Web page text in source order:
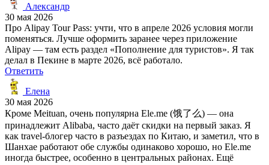
Александр
30 мая 2026
Про Alipay Tour Pass: учти, что в апреле 2026 условия могли
поменяться. Лучше оформить заранее через приложение
Alipay — там есть раздел «Пополнение для туристов». Я так
делал в Пекине в марте 2026, всё работало.
Ответить
Елена
30 мая 2026
Кроме Meituan, очень популярна Ele.me (饿了么) — она
принадлежит Alibaba, часто даёт скидки на первый заказ. Я
как travel-блогер часто в разъездах по Китаю, и заметил, что в
Шанхае работают обе службы одинаково хорошо, но Ele.me
иногда быстрее, особенно в центральных районах. Ещё